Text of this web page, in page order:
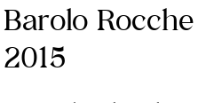
Barolo
2015